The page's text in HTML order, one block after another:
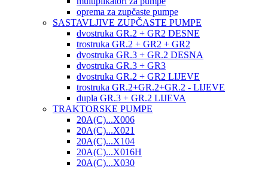
oprema za zupčaste pumpe
SASTAVLJIVE ZUPČASTE PUMPE
dvostruka GR.2 + GR2 DESNE
trostruka GR.2 + GR2 + GR2
dvostruka GR.3 + GR.2 DESNA
dvostruka GR.3 + GR3
dvostruka GR.2 + GR2 LIJEVE
trostruka GR.2+GR.2+GR.2 - LIJEVE
dupla GR.3 + GR.2 LIJEVA
TRAKTORSKE PUMPE
20A(C)...X006
20A(C)...X021
20A(C)...X104
20A(C)...X016H
20A(C)...X030